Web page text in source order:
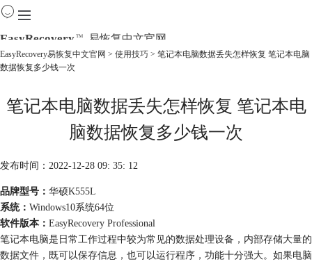
EasyRecovery TM 易恢复中文官网
下载
EasyRecovery易恢复中文官网 > 使用技巧 > 笔记本电脑数据丢失怎样恢复 笔记本电脑
数据恢复多少钱一次
笔记本电脑数据丢失怎样恢复 笔记本电
脑数据恢复多少钱一次
发布时间：2022-12-28 09: 35: 12
品牌型号： 华硕K555L
系统： Windows10系统64位
软件版本： EasyRecovery Professional
笔记本电脑是日常工作过程中较为常见的数据处理设备，内部存储大量的
数据文件，既可以保存信息，也可以运行程序，功能十分强大。如果电脑